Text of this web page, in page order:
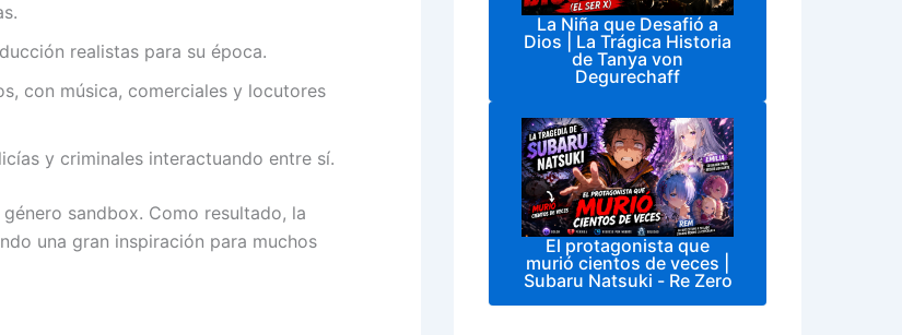
realistas para su época.
con música, comerciales y locutores
y criminales interactuando entre sí.
sandbox. Como resultado, la
una gran inspiración para muchos
La Niña que Desafió a
Dios | La Trágica Historia
de Tanya von
Degurechaff
El protagonista que
murió cientos de veces |
Subaru Natsuki - Re Zero